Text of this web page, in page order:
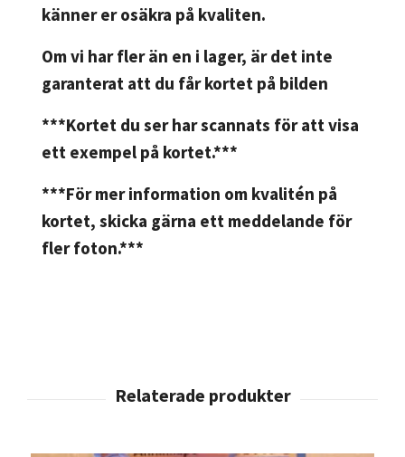
känner er osäkra på kvaliten.
Om vi har fler än en i lager, är det inte
garanterat att du får kortet på bilden
***Kortet du ser har scannats för att visa
ett exempel på kortet.***
***För mer information om kvalitén på
kortet, skicka gärna ett meddelande för
fler foton.***